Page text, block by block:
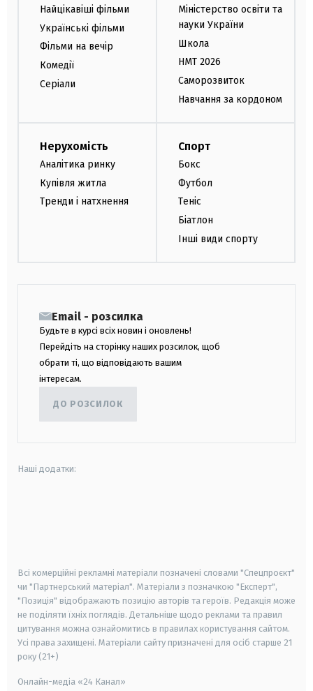
Найцікавіші фільми
Українські фільми
Фільми на вечір
Комедії
Серіали
Міністерство освіти та
науки України
Школа
НМТ 2026
Саморозвиток
Навчання за кордоном
Нерухомість
Аналітика ринку
Купівля житла
Тренди і натхнення
Спорт
Бокс
Футбол
Теніс
Біатлон
Інші види спорту
Email - розсилка
Будьте в курсі всіх новин і оновлень!
Перейдіть на сторінку наших розсилок, щоб
обрати ті, що відповідають вашим
інтересам.
ДО РОЗСИЛОК
Наші додатки:
Всі комерційні рекламні матеріали позначені словами "Спецпроєкт"
чи "Партнерський матеріал". Матеріали з позначкою "Експерт",
"Позиція" відображають позицію авторів та героїв. Редакція може
не поділяти їхніх поглядів. Детальніше щодо реклами та правил
цитування можна ознайомитись в правилах користування сайтом.
Усі права захищені. Матеріали сайту призначені для осіб старше 21
року (21+)
Онлайн-медіа «24 Канал»